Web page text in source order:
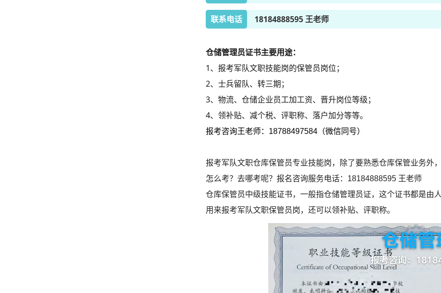
联系电话 18184888595 王老师
仓储管理员证书主要用途：
1、报考军队文职技能岗的保管员岗位；
2、士兵留队、转三期；
3、物流、仓储企业员工加工资、晋升岗位等级；
4、领补贴、减个税、评职称、落户加分等等。
报考咨询王老师：18788497584（微信同号）
报考军队文职仓库保管员专业技能岗，除了要熟悉仓库保管业务外
怎么考？去哪考呢？报名咨询服务电话：18184888595 王老师
仓库保管员中级技能证书，一般指仓储管理员证，这个证书都是由
用来报考军队文职保管员岗，还可以领补贴、评职称。